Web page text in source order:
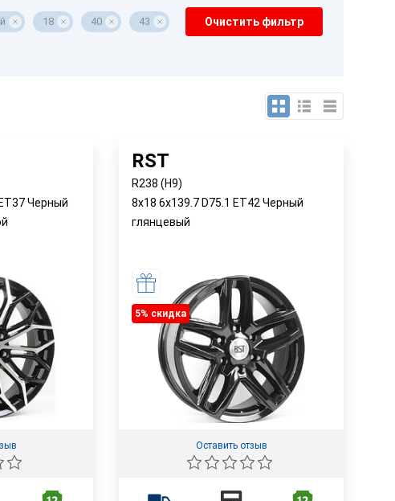
18 40 43 Очистить фильтр
Черный
RST
R238 (H9)
8x18 6x139.7 D75.1 ET42 Черный
глянцевый
5% cкидка
Оставить отзыв